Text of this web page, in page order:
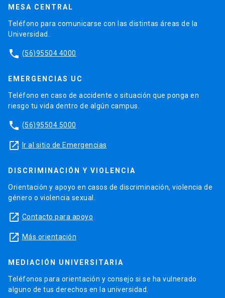
MESA CENTRAL
Teléfono para comunicarse con las distintas áreas de la
Universidad.
phone (56)95504 4000
EMERGENCIAS UC
Teléfono en caso de accidente o situación que ponga en
riesgo tu vida dentro de algún campus.
phone (56)95504 5000
launch Ir al sitio de Emergencias
DISCRIMINACIÓN Y VIOLENCIA
Orientación y apoyo en casos de discriminación, violencia de
género o violencia sexual.
launch Contacto para apoyo
launch Más orientación
MEDIACIÓN UNIVERSITARIA
Teléfonos para orientación y consejo si se ha vulnerado
alguno de tus derechos en la universidad.